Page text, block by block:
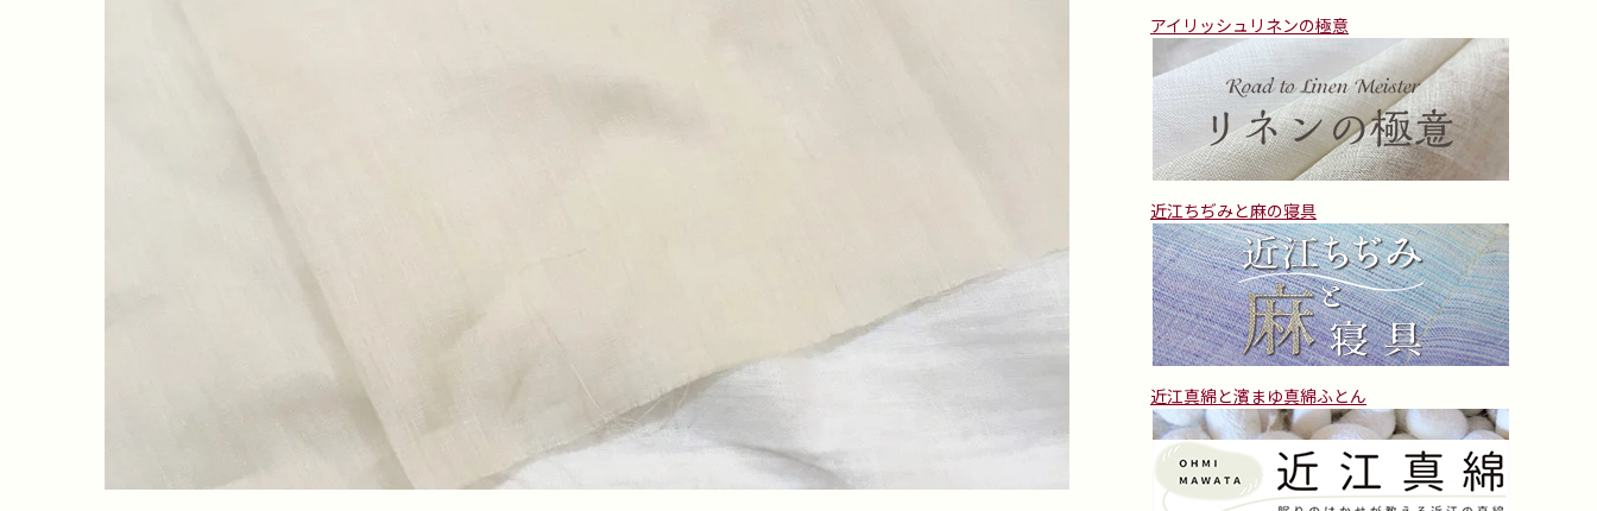
アイリッシュリネンの極意
近江ちぢみと麻の寝具
近江真綿と濱まゆ真綿ふとん